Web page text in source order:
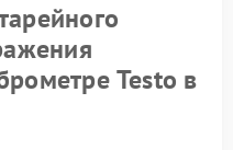
Testo в